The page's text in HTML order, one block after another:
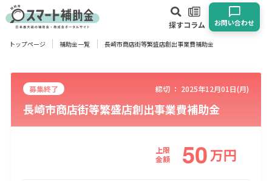
探すコラム お問い合わせ
対象
企業 団体 個人 その他
エリア
トップページ 補助金一覧 長崎市商店街等繁盛店創出事業費補助金
募集終了 締切 ： 2025年12月01日(月)
長崎市商店街等繁盛店創出事業費補助金
上限
金額
50万円